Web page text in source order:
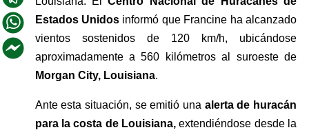
Estados Unidos informó que Francine ha alcanzado
vientos sostenidos de 120 km/h, ubicándose
aproximadamente a 560 kilómetros al suroeste de
Morgan City, Louisiana.
Ante esta situación, se emitió una alerta de huracán
para la costa de Louisiana, extendiéndose desde la